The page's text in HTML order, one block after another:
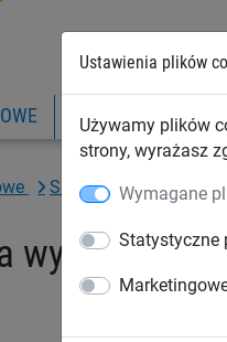
Ustawienia plików
Używamy plików
strony, wyrażasz
Wymagane
Statystyczne
PIŁKOCHWYTY
Siatki na wysypiska
wysypiska